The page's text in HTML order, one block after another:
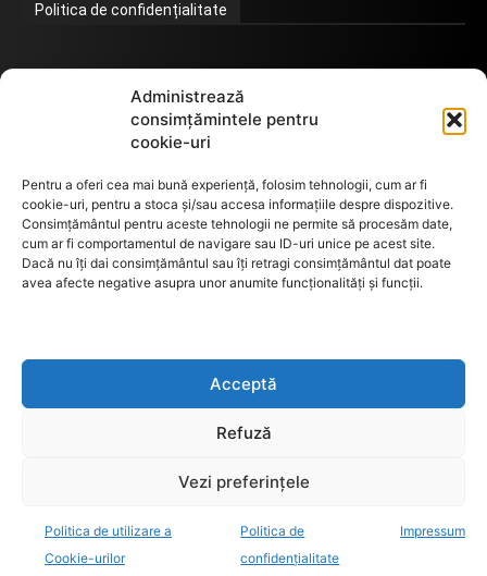
Administrează
consimțămintele pentru
cookie-uri
Pentru a oferi cea mai bună experiență, folosim tehnologii, cum ar fi
cookie-uri, pentru a stoca și/sau accesa informațiile despre dispozitive.
Consimțământul pentru aceste tehnologii ne permite să procesăm date,
cum ar fi comportamentul de navigare sau ID-uri unice pe acest site.
Dacă nu îți dai consimțământul sau îți retragi consimțământul dat poate
avea afecte negative asupra unor anumite funcționalități și funcții.
Acceptă
Refuză
Vezi preferințele
Politica de utilizare a
Cookie-urilor
Politica de
confidențialitate
Impressum
Politica de confidențialitate
Termeni de utilizare
GDPR
Anunturi de licitații
decisiv.ro - anchete, investigatii, evenimente, opinii